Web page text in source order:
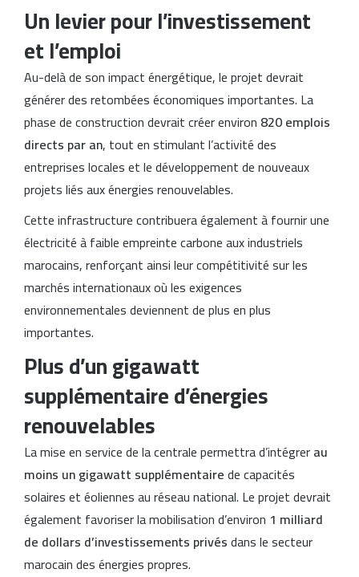
Un levier pour l’investissement
et l’emploi
Au-delà de son impact énergétique, le projet devrait
générer des retombées économiques importantes. La
phase de construction devrait créer environ 820 emplois
directs par an, tout en stimulant l’activité des
entreprises locales et le développement de nouveaux
projets liés aux énergies renouvelables.
Cette infrastructure contribuera également à fournir une
électricité à faible empreinte carbone aux industriels
marocains, renforçant ainsi leur compétitivité sur les
marchés internationaux où les exigences
environnementales deviennent de plus en plus
importantes.
Plus d’un gigawatt
supplémentaire d’énergies
renouvelables
La mise en service de la centrale permettra d’intégrerau
moins un gigawatt supplémentairede capacités
solaires et éoliennes au réseau national. Le projet devrait
également favoriser la mobilisation d’environ 1 milliard
de dollars d’investissements privésdans le secteur
marocain des énergies propres.